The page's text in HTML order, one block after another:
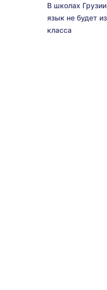
В школах
язык не будет
класса